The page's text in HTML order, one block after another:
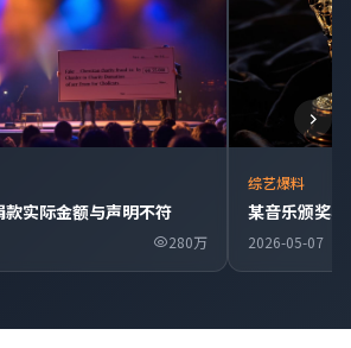
实际金额与声明不符
280万
综艺爆料
某音乐颁奖
2026-05-07